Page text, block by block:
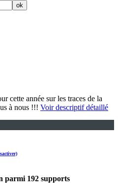
cette année sur les traces de la
à nous !!! Voir descriptif détaillé
parmi 192 supports